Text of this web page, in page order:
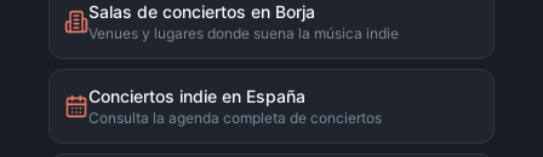
Salas de conciertos en Borja
Venues y lugares donde suena la música indie
Conciertos indie en España
Consulta la agenda completa de conciertos